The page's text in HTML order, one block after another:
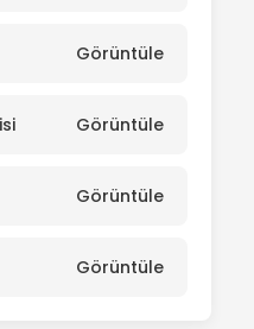
Görüntüle
Görüntüle
Görüntüle
Görüntüle